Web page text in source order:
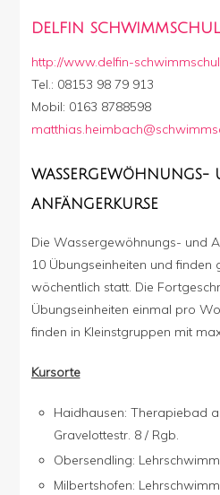
DELFIN
http://www.delfin-
Tel.: 08153 98 79 913
Mobil: 0163 8788598
WASSERGEWÖHNUNGS-
ANFÄNGERKURSE
Die Wassergewöhnungs- und
10 Übungseinheiten und finden
wöchentlich statt. Die
Übungseinheiten einmal pro
finden in Kleinstgruppen mit
Kursorte
Haidhausen: Therapiebad
Gravelottestr. 8 / Rgb.
Obersendling:
Milbertshofen: